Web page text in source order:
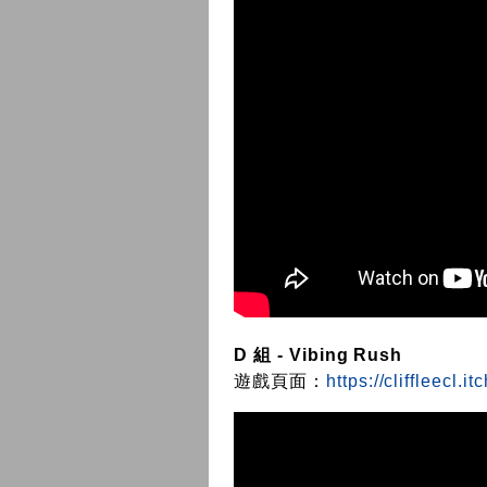
D 組 - Vibing Rush
遊戲頁面： https://